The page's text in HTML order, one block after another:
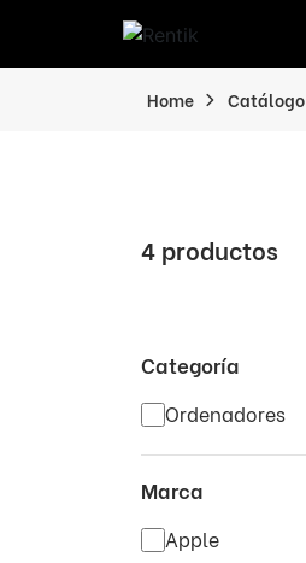
Home Catálogo
4 productos
Categoría
Ordenadores
Marca
Apple